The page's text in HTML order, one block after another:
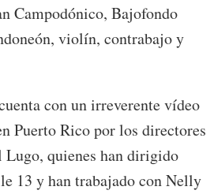
Campodónico, Bajofondo
violín, contrabajo y
con un irreverente vídeo
Puerto Rico por los directores
Lugo, quienes han dirigido
13 y han trabajado con Nelly